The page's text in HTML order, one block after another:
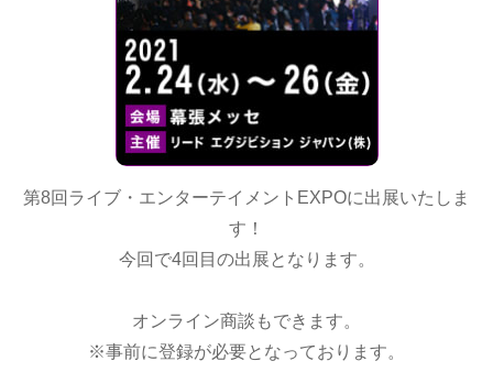
第8回ライブ・エンターテイメントEXPOに出展いたしま
す！
今回で4回目の出展となります。
オンライン商談もできます。
※事前に登録が必要となっております。